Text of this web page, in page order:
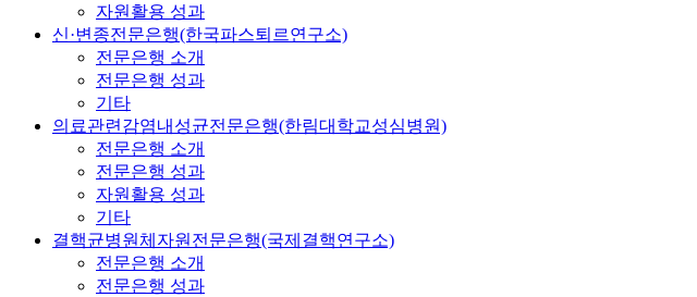
자원활용 성과
신·변종전문은행(한국파스퇴르연구소)
전문은행 소개
전문은행 성과
기타
의료관련감염내성균전문은행(한림대학교성심병원)
전문은행 소개
전문은행 성과
자원활용 성과
기타
결핵균병원체자원전문은행(국제결핵연구소)
전문은행 소개
전문은행 성과